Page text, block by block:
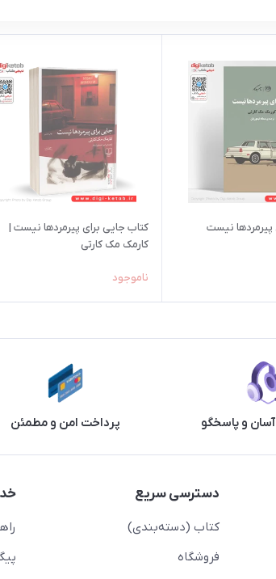
پیرمردها نیست
کتاب جایی برای پیرمردها نیست |
کارمک مک کارتی
ناموجود
و پاسخگو پرداخت امن و مطمئن
دسترسی سریع
کتاب (دسته‌بندی)
فروشگاه